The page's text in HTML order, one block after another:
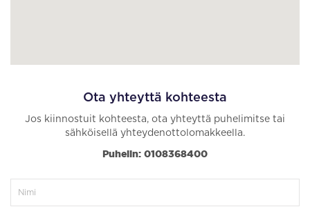
Ota yhteyttä kohteesta
Jos kiinnostuit kohteesta, ota yhteyttä puhelimitse tai
sähköisellä yhteydenottolomakkeella.
Puhelin: 0108368400